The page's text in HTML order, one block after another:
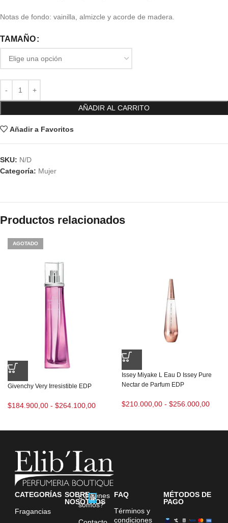
Notas de fondo: vainilla, almizcle y acorde de madera.
TAMAÑO
AÑADIR AL CARRITO
Añadir a Favoritos
SKU: N/D
Categoría: Mujer
Productos relacionados
AGOTADO
Givenchy Very Irresistible EDP
$184.900,00 - $264.100,00
Issey Miyake L Eau D Issey Pure
Nectar de Parfum EDP
$210.000,00 - $256.000,00
CATEGORÍAS
Fragancias
SOBRE
NOSOTROS
¿Quiénes
somos?
FAQ
Términos y
condiciones
MÉTODOS DE
PAGO